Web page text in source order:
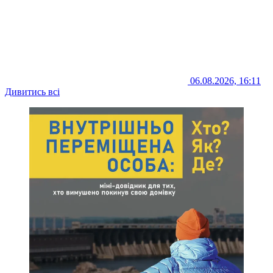
06.08.2026, 16:11
Дивитись всі